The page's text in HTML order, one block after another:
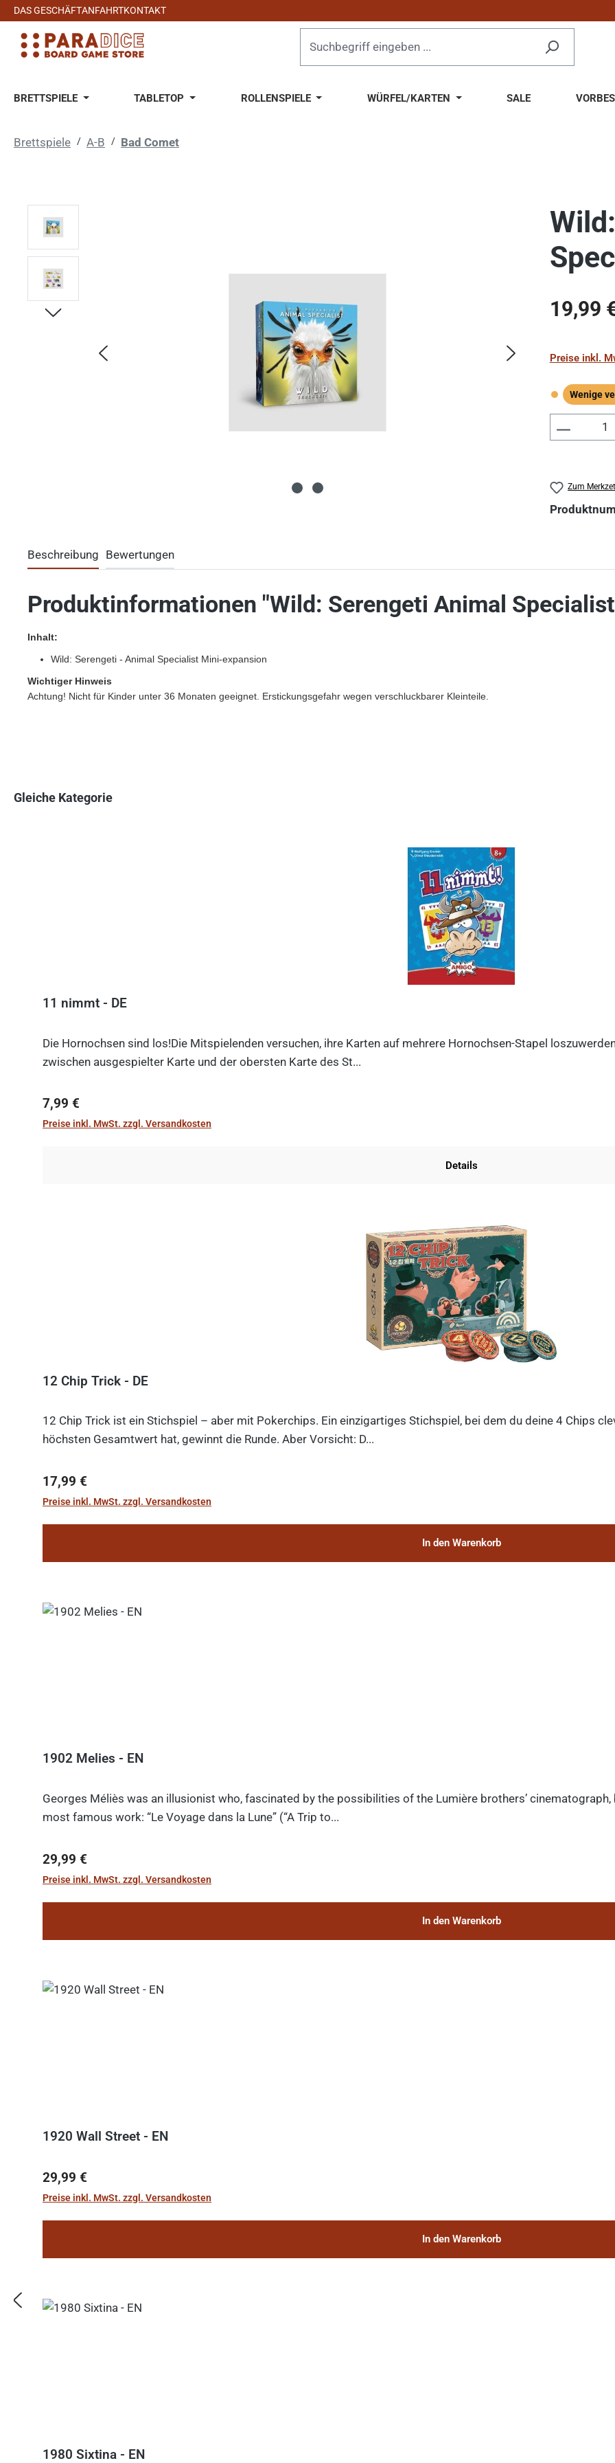
Hauptinhalt springen
Zur Suche springen
Zur Hauptnavigation springen
DAS GESCHÄFTANFAHRTKONTAKT
BRETTSPIELE TABLETOP ROLLENSPIELE WÜRFEL/KARTEN SALE
Brettspiele / A-B / Bad Comet
Regulärer
19,99
Preise inkl.
Wenige
Wenige
Zum
Beschreibung Bewertungen
Produktinformationen "Wild: Serengeti Animal
Inhalt:
Wild: Serengeti - Animal Specialist Mini-expansion
Wichtiger Hinweis
Achtung! Nicht für Kinder unter 36 Monaten geeignet. Erstickungsgefahr wegen verschluckbarer Kleinteile.
Gleiche Kategorie
11 nimmt - DE
Die Hornochsen sind los!Die Mitspielenden versuchen, ihre Karten auf mehrere Hornochsen-Stapel
zwischen ausgespielter Karte und der obersten Karte des St...
Regulärer Preis:
7,99 €
Preise inkl. MwSt. zzgl. Versandkosten
Details
12 Chip Trick - DE
12 Chip Trick ist ein Stichspiel – aber mit Pokerchips. Ein einzigartiges Stichspiel, bei dem du deine 4 Chips
höchsten Gesamtwert hat, gewinnt die Runde. Aber Vorsicht: D...
Regulärer Preis:
17,99 €
Preise inkl. MwSt. zzgl. Versandkosten
In den Warenkorb
1902 Melies - EN
Georges Méliès was an illusionist who, fascinated by the possibilities of the Lumière brothers’
most famous work: “Le Voyage dans la Lune” (“A Trip to...
Regulärer Preis:
29,99 €
Preise inkl. MwSt. zzgl. Versandkosten
In den Warenkorb
1920 Wall Street - EN
Regulärer Preis:
29,99 €
Preise inkl. MwSt. zzgl. Versandkosten
In den Warenkorb
1980 Sixtina - EN